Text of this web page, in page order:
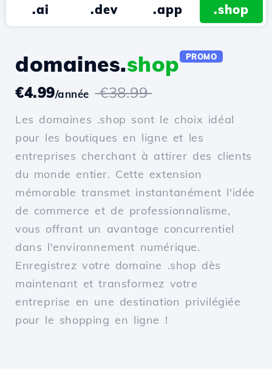
.ai .dev .app .shop
domaines.shop PROMO
€4.99/année €38.99
Les domaines .shop sont le choix idéal
pour les boutiques en ligne et les
entreprises cherchant à attirer des clients
du monde entier. Cette extension
mémorable transmet instantanément l'idée
de commerce et de professionnalisme,
vous offrant un avantage concurrentiel
dans l'environnement numérique.
Enregistrez votre domaine .shop dès
maintenant et transformez votre
entreprise en une destination privilégiée
pour le shopping en ligne !